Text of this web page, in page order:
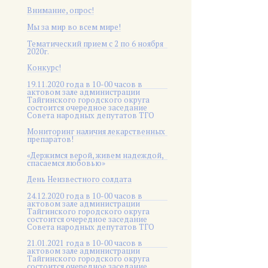
Внимание, опрос!
Мы за мир во всем мире!
Тематический прием с 2 по 6 ноября
2020г.
Конкурс!
19.11.2020 года в 10-00 часов в
актовом зале администрации
Тайгинского городского округа
состоится очередное заседание
Совета народных депутатов ТГО
Мониторинг наличия лекарственных
препаратов!
«Держимся верой, живем надеждой,
спасаемся любовью»
День Неизвестного солдата
24.12.2020 года в 10-00 часов в
актовом зале администрации
Тайгинского городского округа
состоится очередное заседание
Совета народных депутатов ТГО
21.01.2021 года в 10-00 часов в
актовом зале администрации
Тайгинского городского округа